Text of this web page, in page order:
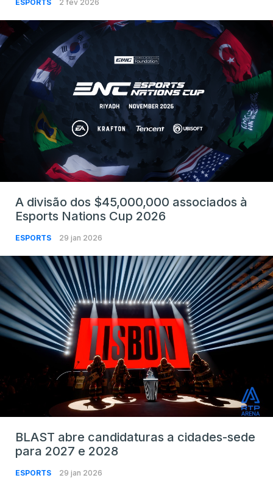
ESPORTS 2 fev 2026
A divisão dos $45,000,000 associados à
Esports Nations Cup 2026
ESPORTS 29 jan 2026
BLAST abre candidaturas a cidades-sede
para 2027 e 2028
ESPORTS 29 jan 2026